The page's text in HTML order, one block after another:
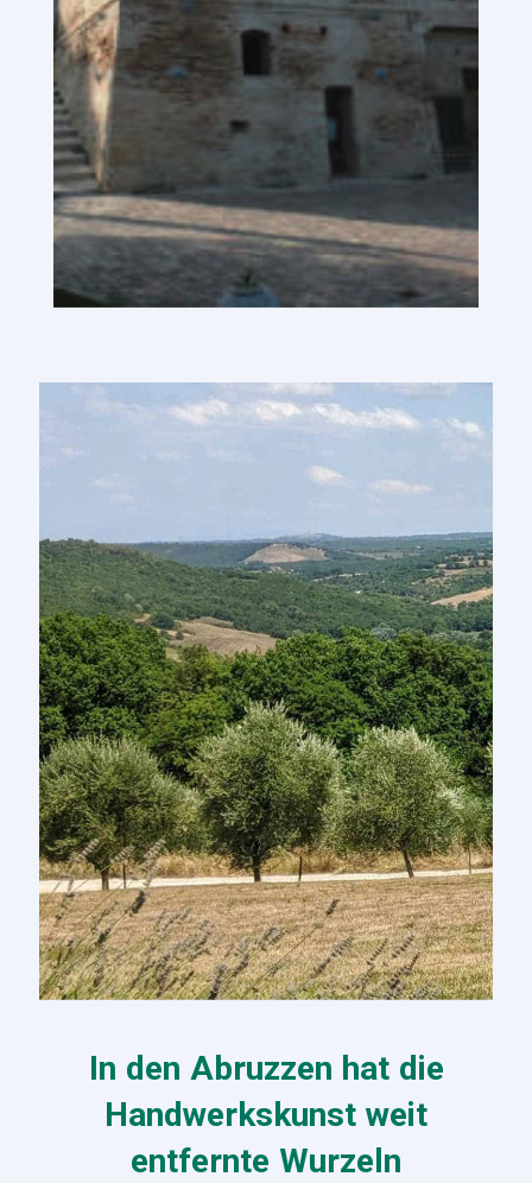
In den Abruzzen hat die
Handwerkskunst weit
entfernte Wurzeln